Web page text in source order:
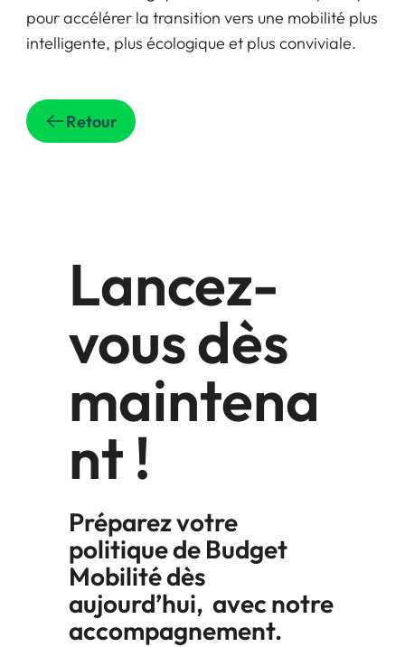
pour accélérer la transition vers une mobilité plus
intelligente, plus écologique et plus conviviale.
Retour
Lancez-
vous dès
maintena
nt !
Préparez votre
politique de Budget
Mobilité dès
aujourd’hui, avec notre
accompagnement.